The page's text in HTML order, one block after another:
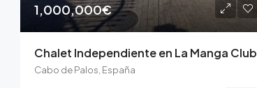
1,000,000€
Chalet Independiente en La Manga Club
Cabo de Palos, España